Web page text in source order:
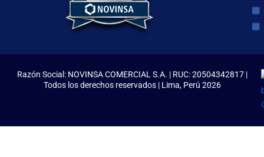
Razón Social: NOVINSA COMERCIAL S.A. | RUC: 20504342817 |
Todos los derechos reservados | Lima, Perú 2026